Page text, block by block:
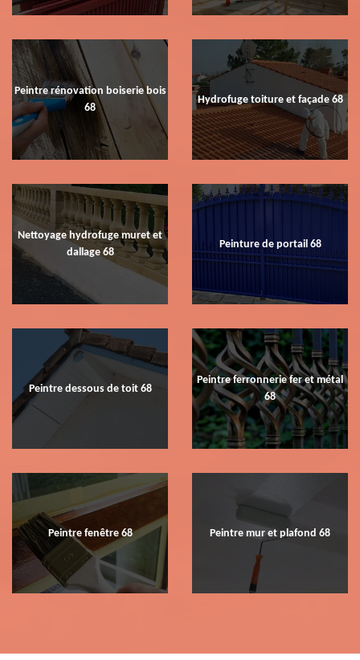
Peintre rénovation boiserie bois
68
Hydrofuge toiture et façade 68
Nettoyage hydrofuge muret et
dallage 68
Peinture de portail 68
Peintre dessous de toit 68
Peintre ferronnerie fer et métal
68
Peintre fenêtre 68 Peintre mur et plafond 68